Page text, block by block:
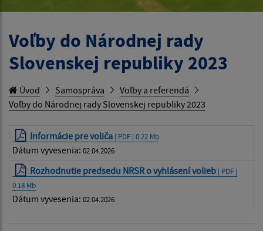
Voľby do Národnej rady
Slovenskej republiky 2023
Úvod Samospráva
Voľby a referendá
Voľby do Národnej rady Slovenskej republiky 2023
Informácie pre voliča | PDF | 0.22 Mb
Dátum vyvesenia: 02.04.2026
Rozhodnutie predsedu NRSR o vyhlásení volieb | PDF |
0.18 Mb
Dátum vyvesenia: 02.04.2026